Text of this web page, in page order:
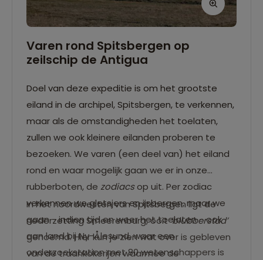
Varen rond Spitsbergen op
zeilschip de Antigua
Doel van deze expeditie is om het grootste
eiland in de archipel, Spitsbergen, te verkennen,
maar als de omstandigheden het toelaten,
zullen we ook kleinere eilanden proberen te
bezoeken. We varen (een deel van) het eiland
rond en waar mogelijk gaan we er in onze
rubberboten, de zodiacsop uit. Per zodiac
verkennen we gletsjers en ijsbergen, maar we
gaan - indien tijd en weer het toelaten - ook
aan land bij Ny-Ålesund, waar een
onderzoekstation met 80 wetenschappers is
In het noordwesten van Spitsbergen ligt de
nederzetting Smeerenburg, ooit‘blubberstad’
genoemd. Hier kun je zien wat over is gebleven
van de traankokerijen waarmee de